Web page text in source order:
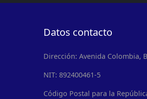
Datos contacto
Dirección: Avenida Colombia,
NIT: 892400461-5
Código Postal para la